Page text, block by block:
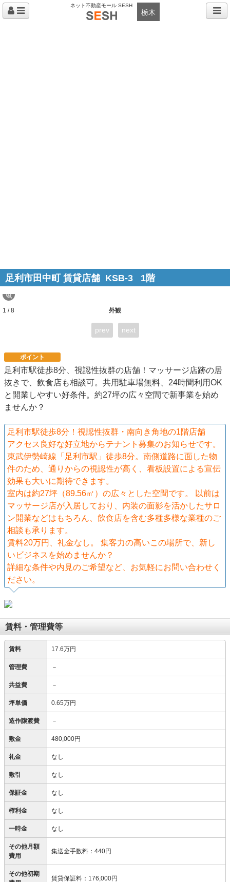
ネット不動産モール SESH
栃木
足利市田中町 賃貸店舗 KSB-3 1階
外観
1 / 8
prev next
ポイント
足利市駅徒歩8分、視認性抜群の店舗！マッサージ店跡の居
抜きで、飲食店も相談可。共用駐車場無料、24時間利用OK
と開業しやすい好条件。約27坪の広々空間で新事業を始め
ませんか？
足利市駅徒歩8分！視認性抜群・南向き角地の1階店舗
アクセス良好な好立地からテナント募集のお知らせです。
東武伊勢崎線「足利市駅」徒歩8分。南側道路に面した物
件のため、通りからの視認性が高く、看板設置による宣伝
効果も大いに期待できます。
室内は約27坪（89.56㎡）の広々とした空間です。 以前は
マッサージ店が入居しており、内装の面影を活かしたサロ
ン開業などはもちろん、飲食店を含む多種多様な業種のご
相談も承ります。
賃料20万円、礼金なし。 集客力の高いこの場所で、新し
いビジネスを始めませんか？
詳細な条件や内見のご希望など、お気軽にお問い合わせく
ださい。
賃料・管理費等
賃料 17.6万円
管理費 －
共益費 －
坪単価 0.65万円
造作譲渡費 －
敷金 480,000円
礼金 なし
敷引 なし
保証金 なし
権利金 なし
一時金 なし
その他月額
費用
集送金手数料 ： 440円
その他初期
賃貸保証料 ： 176,000円